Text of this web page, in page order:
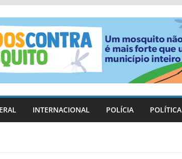
INTERNACIONAL POLÍCIA POLÍTICA